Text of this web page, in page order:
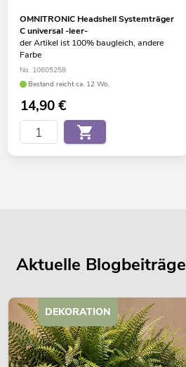
OMNITRONIC Headshell Systemträger
C universal -leer-
der Artikel ist 100% baugleich, andere
Farbe
No. 10605258
Bestand reicht ca. 12 Wo.
14,90€
Aktuelle Blogbeiträge
DEKORATION